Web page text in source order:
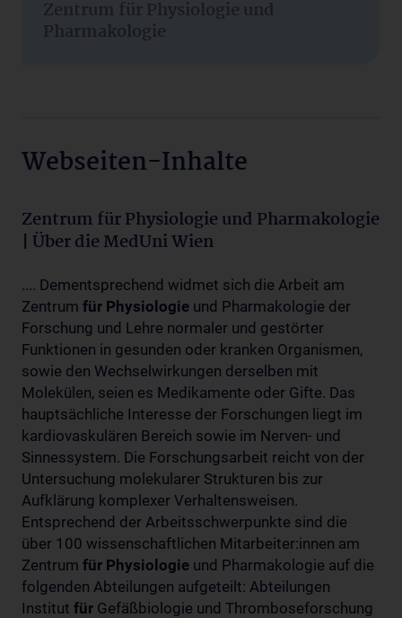
Zentrum für Physiologie und
Pharmakologie
Webseiten-Inhalte
Zentrum für Physiologie und Pharmakologie
| Über die MedUni Wien
.... Dementsprechend widmet sich die Arbeit am
Zentrum für Physiologie und Pharmakologie der
Forschung und Lehre normaler und gestörter
Funktionen in gesunden oder kranken Organismen,
sowie den Wechselwirkungen derselben mit
Molekülen, seien es Medikamente oder Gifte. Das
hauptsächliche Interesse der Forschungen liegt im
kardiovaskulären Bereich sowie im Nerven- und
Sinnessystem. Die Forschungsarbeit reicht von der
Untersuchung molekularer Strukturen bis zur
Aufklärung komplexer Verhaltensweisen.
Entsprechend der Arbeitsschwerpunkte sind die
über 100 wissenschaftlichen Mitarbeiter:innen am
Zentrum für Physiologie und Pharmakologie auf die
folgenden Abteilungen aufgeteilt: Abteilungen
Institut für Gefäßbiologie und Thromboseforschung